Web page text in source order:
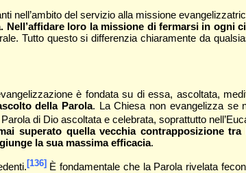
nell’ambito del servizio alla missione
loro la missione di fermarsi in ogni
Tutto questo si differenzia chiaramente da
è fondata su di essa, ascoltata,
della Parola. La Chiesa non evangelizza se
di Dio ascoltata e celebrata, soprattutto
superato quella vecchia contrapposizione
la sua massima efficacia.
[136]È fondamentale che la Parola rivelata